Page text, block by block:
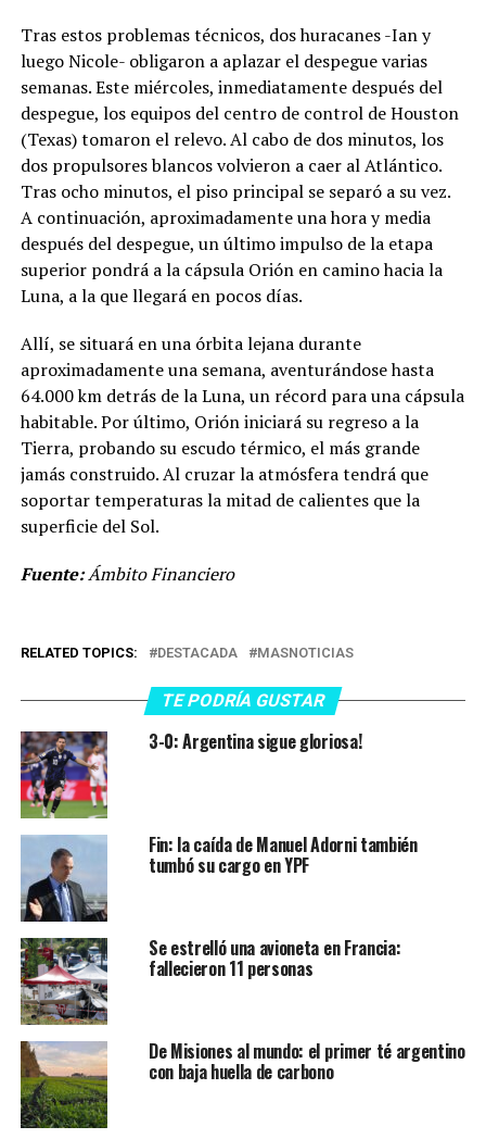
Tras estos problemas técnicos, dos huracanes -Ian y
luego Nicole- obligaron a aplazar el despegue varias
semanas. Este miércoles, inmediatamente después del
despegue, los equipos del centro de control de Houston
(Texas) tomaron el relevo. Al cabo de dos minutos, los
dos propulsores blancos volvieron a caer al Atlántico.
Tras ocho minutos, el piso principal se separó a su vez.
A continuación, aproximadamente una hora y media
después del despegue, un último impulso de la etapa
superior pondrá a la cápsula Orión en camino hacia la
Luna, a la que llegará en pocos días.
Allí, se situará en una órbita lejana durante
aproximadamente una semana, aventurándose hasta
64.000 km detrás de la Luna, un récord para una cápsula
habitable. Por último, Orión iniciará su regreso a la
Tierra, probando su escudo térmico, el más grande
jamás construido. Al cruzar la atmósfera tendrá que
soportar temperaturas la mitad de calientes que la
superficie del Sol.
Fuente:Ámbito Financiero
RELATED TOPICS: DESTACADA MASNOTICIAS
TE PODRÍA GUSTAR
3-0: Argentina sigue gloriosa!
Fin: la caída de Manuel Adorni también
tumbó su cargo en YPF
Se estrelló una avioneta en Francia:
fallecieron 11 personas
De Misiones al mundo: el primer té argentino
con baja huella de carbono